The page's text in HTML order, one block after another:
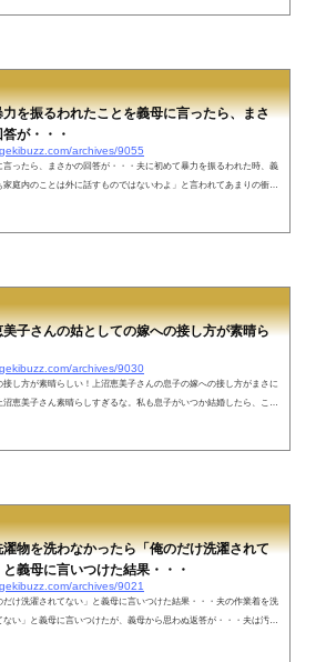
力を振るわれたことを義母に言ったら、まさ
が・・・
archives/9055
ったら、まさかの回答が・・・夫に初めて暴力を振るわれた時、義
庭内のことは外に話すものではないわよ」と言われてあまりの衝撃
美子さんの姑としての嫁への接し方が素晴ら
archives/9030
接し方が素晴らしい！上沼恵美子さんの息子の嫁への接し方がまさに
恵美子さん素晴らしすぎるな。私も息子がいつか結婚したら、こん
濯物を洗わなかったら「俺のだけ洗濯されて
義母に言いつけた結果・・・
archives/9021
け洗濯されてない」と義母に言いつけた結果・・・夫の作業着を洗
い」と義母に言いつけたが、義母から思わぬ返答が・・・夫は汚れ